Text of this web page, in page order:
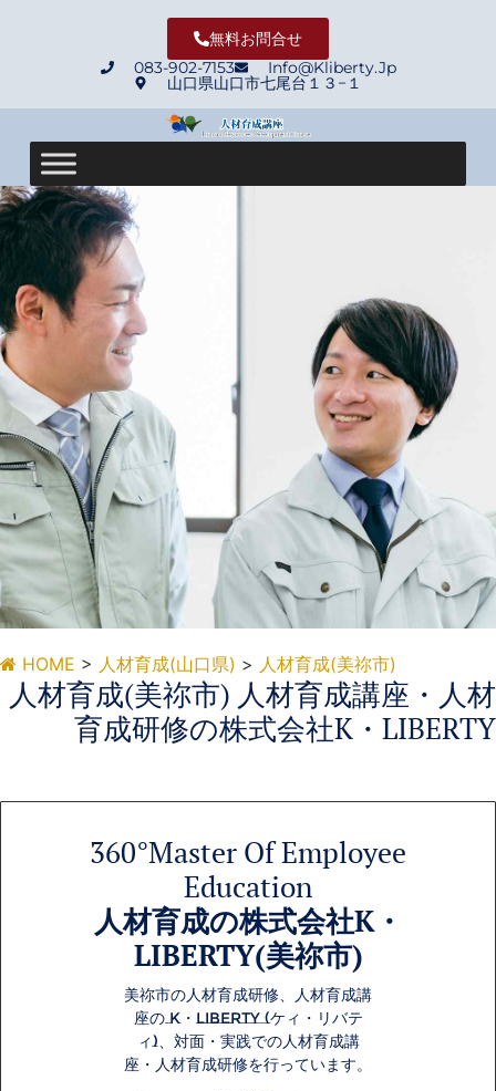
083-902-7153 Info@Kliberty.Jp
山口県山口市七尾台１３−１
無料お問合せ
人材育成(美
祢市)
HOME > 人材育成(山口県) > 人材育成(美祢市)
人材育成(美祢市) 人材育成講座・人材
育成研修の株式会社K・LIBERTY
360°Master Of Employee
Education
人材育成の株式会社K・
LIBERTY(美祢市)
美祢市の人材育成研修、人材育成講
座の K・LIBERTY (ケィ・リバテ
ィ)、対面・実践での人材育成講
座・人材育成研修を行っています。